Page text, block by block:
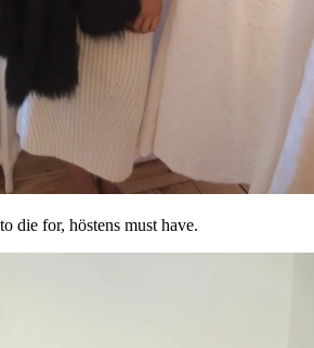
die for, höstens must have.